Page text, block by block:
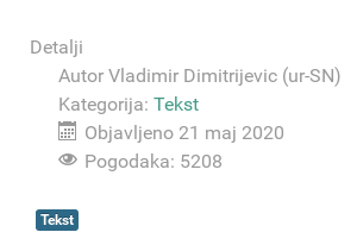
Detalji
Autor Vladimir Dimitrijevic (ur-SN)
Kategorija: Tekst
Objavljeno 21 maj 2020
Pogodaka: 5208
Tekst